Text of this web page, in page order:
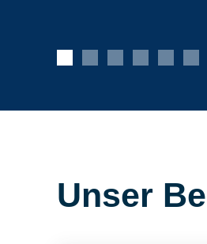
Unser